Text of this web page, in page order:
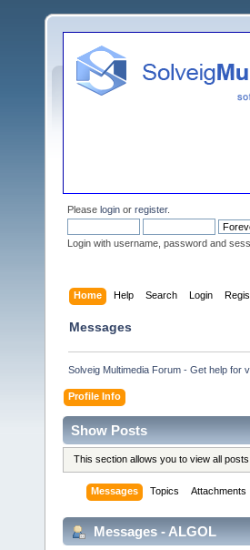
Please login or register.
Login with username, password and
Home Help Search Login
Messages
Solveig Multimedia Forum - Get help for
Profile Info
Show Posts
This section allows you to view all
Messages Topics Attachments
Messages - ALGOL